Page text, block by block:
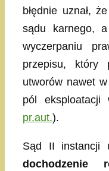
błędnie uznał,
sądu karnego,
wyczerpaniu
przepisu, który
utworów nawet
pól
pr.aut.).
Sąd II instancji
dochodzenie